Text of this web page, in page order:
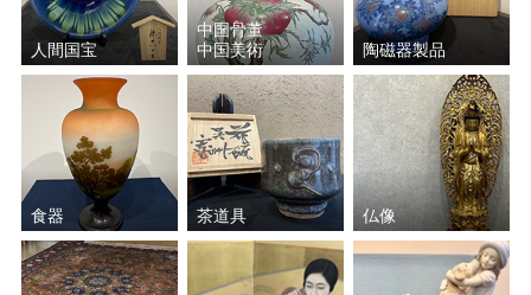
人間国宝
中国骨董
中国美術
陶磁器製品
食器 茶道具 仏像